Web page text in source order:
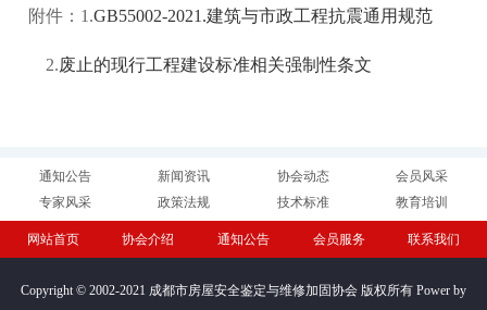
附件：1.GB55002-2021.建筑与市政工程抗震通用规范
2.废止的现行工程建设标准相关强制性条文
通知公告 新闻资讯 协会动态
会员风采
专家风采
政策法规 技术标准 教育培训
网站首页 协会介绍 通知公告 会员服务 联系我们
Copyright © 2002-2021 成都市房屋安全鉴定与维修加固协会 版权所有 Power by